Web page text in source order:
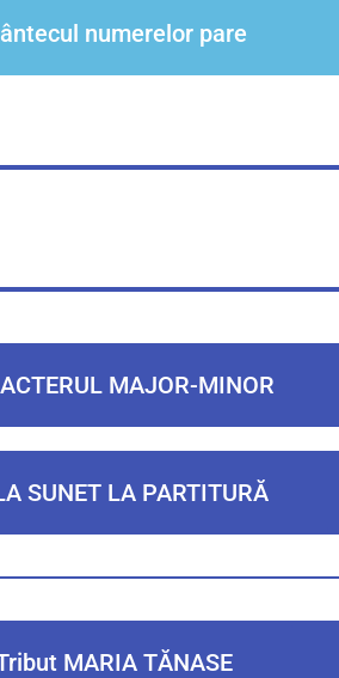
numerelor pare
MAJOR-MINOR
SUNET LA PARTITURĂ
MARIA TĂNASE